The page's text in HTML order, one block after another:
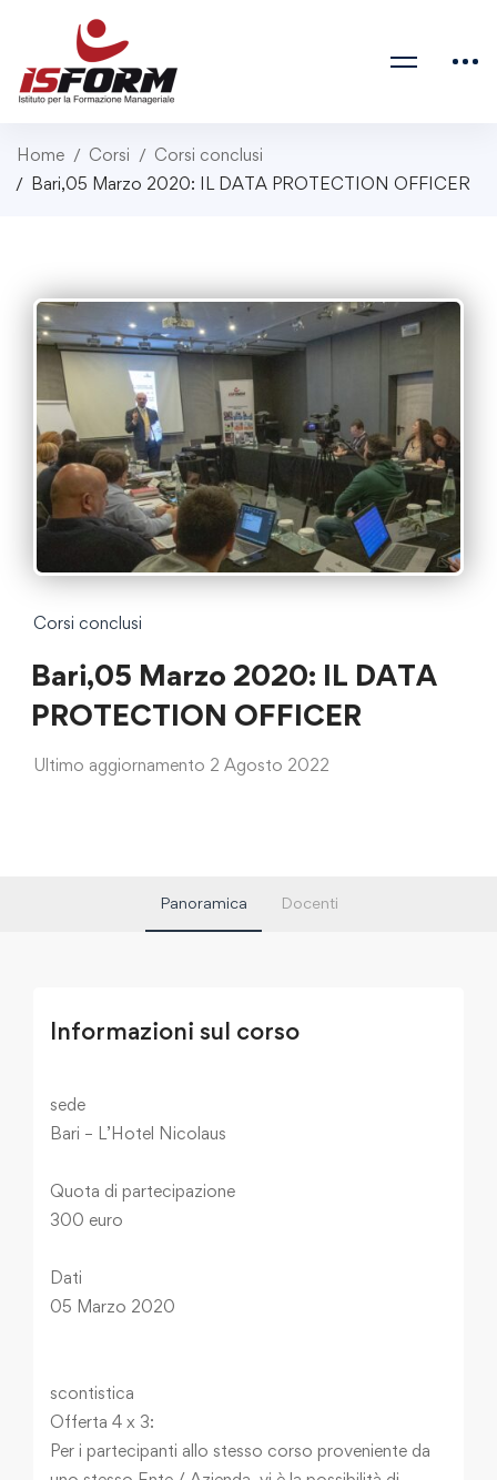
Home Corsi
Corsi conclusi
Bari,05 Marzo 2020: IL DATA PROTECTION OFFICER
Corsi conclusi
Bari,05 Marzo 2020: IL DATA
PROTECTION OFFICER
Ultimo aggiornamento 2 Agosto 2022
Panoramica Docenti
Informazioni sul corso
sede
Bari – L’Hotel Nicolaus
Quota di partecipazione
300 euro
Dati
05 Marzo 2020
scontistica
Offerta 4 x 3:
Per i partecipanti allo stesso corso proveniente da